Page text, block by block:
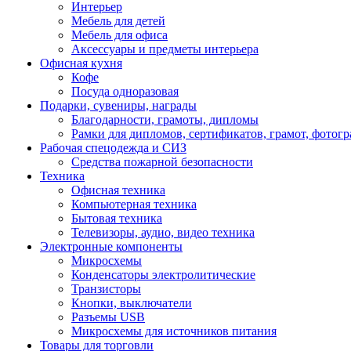
Интерьер
Мебель для детей
Мебель для офиса
Аксессуары и предметы интерьера
Офисная кухня
Кофе
Посуда одноразовая
Подарки, сувениры, награды
Благодарности, грамоты, дипломы
Рамки для дипломов, сертификатов, грамот,
Рабочая спецодежда и СИЗ
Средства пожарной безопасности
Техника
Офисная техника
Компьютерная техника
Бытовая техника
Телевизоры, аудио, видео техника
Электронные компоненты
Микросхемы
Конденсаторы электролитические
Транзисторы
Кнопки, выключатели
Разъемы USB
Микросхемы для источников питания
Товары для торговли